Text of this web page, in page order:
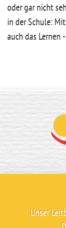
oder gar nicht
in der Schule:
auch das Lernen
Unser